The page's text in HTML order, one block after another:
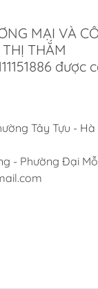
Bếp
nấu
MẠI VÀ
THẮM
được
Tây Tựu - Hà
- Phường Đại